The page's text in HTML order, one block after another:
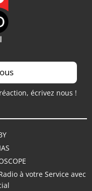
écrivez nous !
à votre Service avec